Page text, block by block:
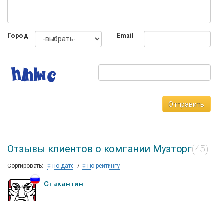
Город Email
Отправить
Отзывы клиентов о компании Музторг(45)
Сортировать: По дате По рейтингу
Стакантин